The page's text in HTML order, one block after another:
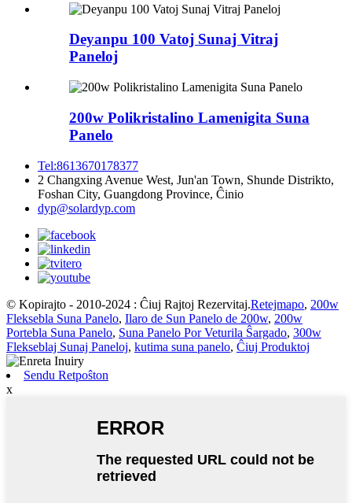
Deyanpu 100 Vatoj Sunaj Vitraj
Paneloj
200w Polikristalino Lamenigita Suna
Panelo
Tel:8613670178377
2 Changxing Avenue West, Jun'an Town, Shunde Distrikto,
Foshan City, Guangdong Province, Ĉinio
dyp@solardyp.com
© Kopirajto - 2010-2024 : Ĉiuj Rajtoj Rezervitaj.Retejmapo, 200w
Fleksebla Suna Panelo, Ilaro de Sun Panelo de 200w, 200w
Portebla Suna Panelo, Suna Panelo Por Veturila Ŝargado, 300w
Flekseblaj Sunaj Paneloj, kutima suna panelo, Ĉiuj Produktoj
Sendu Retpoŝton
x